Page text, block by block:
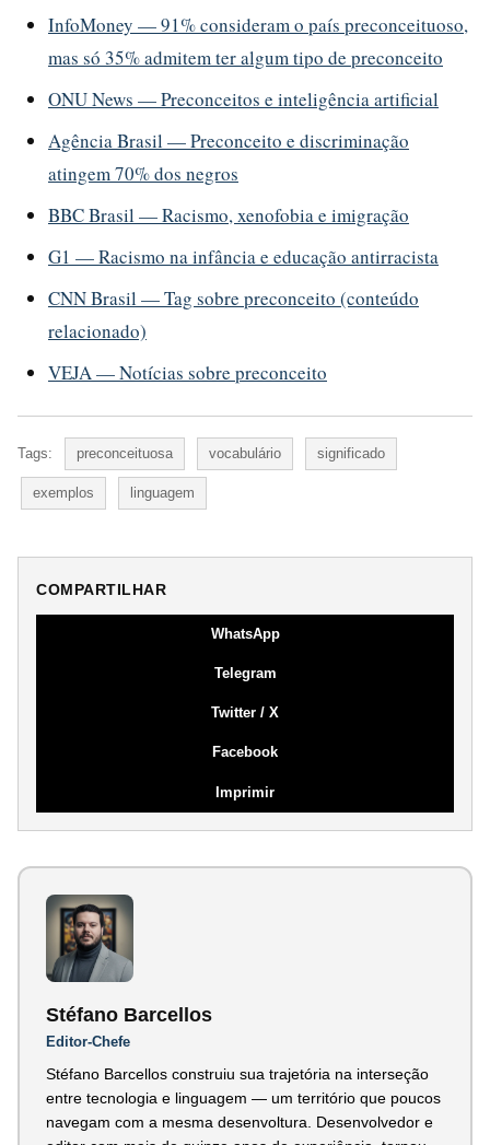
InfoMoney — 91% consideram o país preconceituoso,
mas só 35% admitem ter algum tipo de preconceito
ONU News — Preconceitos e inteligência artificial
Agência Brasil — Preconceito e discriminação
atingem 70% dos negros
BBC Brasil — Racismo, xenofobia e imigração
G1 — Racismo na infância e educação antirracista
CNN Brasil — Tag sobre preconceito (conteúdo
relacionado)
VEJA — Notícias sobre preconceito
Tags: preconceituosa vocabulário significado
exemplos linguagem
COMPARTILHAR
WhatsApp
Telegram
Twitter / X
Facebook
Imprimir
Stéfano Barcellos
Editor-Chefe
Stéfano Barcellos construiu sua trajetória na interseção
entre tecnologia e linguagem — um território que poucos
navegam com a mesma desenvoltura. Desenvolvedor e